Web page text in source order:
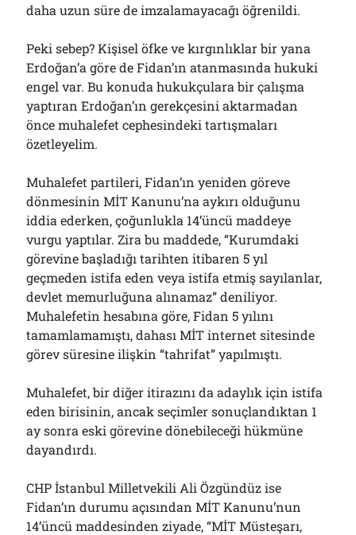
daha uzun süre de imzalamayacağı öğrenildi.
Peki sebep? Kişisel öfke ve kırgınlıklar bir yana
Erdoğan’a göre de Fidan’ın atanmasında hukuki
engel var. Bu konuda hukukçulara bir çalışma
yaptıran Erdoğan’ın gerekçesini aktarmadan
önce muhalefet cephesindeki tartışmaları
özetleyelim.
Muhalefet partileri, Fidan’ın yeniden göreve
dönmesinin MİT Kanunu’na aykırı olduğunu
iddia ederken, çoğunlukla 14’üncü maddeye
vurgu yaptılar. Zira bu maddede, “Kurumdaki
görevine başladığı tarihten itibaren 5 yıl
geçmeden istifa eden veya istifa etmiş sayılanlar,
devlet memurluğuna alınamaz” deniliyor.
Muhalefetin hesabına göre, Fidan 5 yılını
tamamlamamıştı, dahası MİT internet sitesinde
görev süresine ilişkin “tahrifat” yapılmıştı.
Muhalefet, bir diğer itirazını da adaylık için istifa
eden birisinin, ancak seçimler sonuçlandıktan 1
ay sonra eski görevine dönebileceği hükmüne
dayandırdı.
CHP İstanbul Milletvekili Ali Özgündüz ise
Fidan’ın durumu açısından MİT Kanunu’nun
14’üncü maddesinden ziyade, “MİT Müsteşarı,